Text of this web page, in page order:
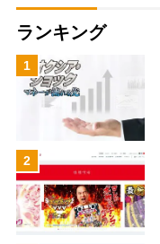
ランキング
1
2